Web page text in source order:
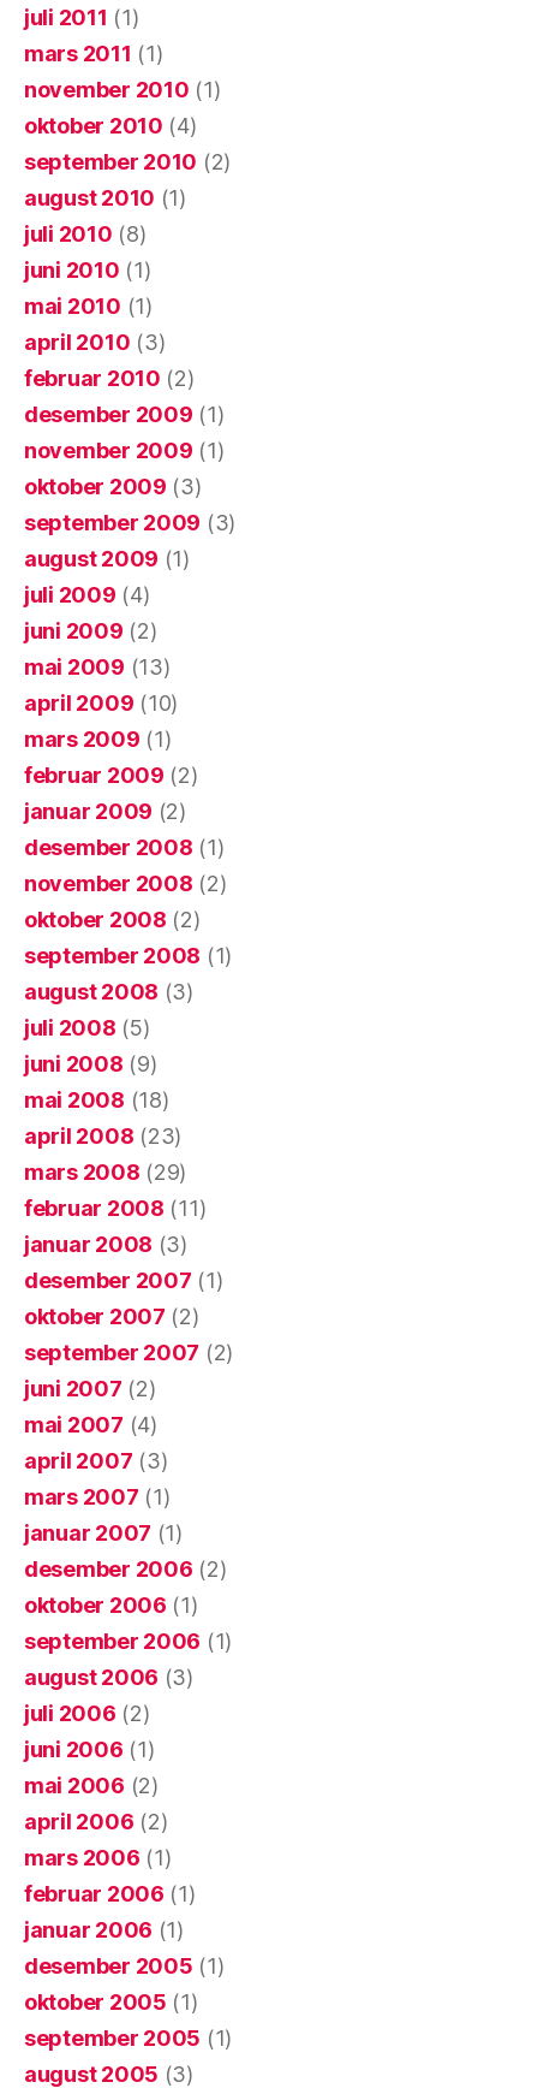
juli 2011 (1)
mars 2011 (1)
november 2010 (1)
oktober 2010 (4)
september 2010 (2)
august 2010 (1)
juli 2010 (8)
juni 2010 (1)
mai 2010 (1)
april 2010 (3)
februar 2010 (2)
desember 2009 (1)
november 2009 (1)
oktober 2009 (3)
september 2009 (3)
august 2009 (1)
juli 2009 (4)
juni 2009 (2)
mai 2009 (13)
april 2009 (10)
mars 2009 (1)
februar 2009 (2)
januar 2009 (2)
desember 2008 (1)
november 2008 (2)
oktober 2008 (2)
september 2008 (1)
august 2008 (3)
juli 2008 (5)
juni 2008 (9)
mai 2008 (18)
april 2008 (23)
mars 2008 (29)
februar 2008 (11)
januar 2008 (3)
desember 2007 (1)
oktober 2007 (2)
september 2007 (2)
juni 2007 (2)
mai 2007 (4)
april 2007 (3)
mars 2007 (1)
januar 2007 (1)
desember 2006 (2)
oktober 2006 (1)
september 2006 (1)
august 2006 (3)
juli 2006 (2)
juni 2006 (1)
mai 2006 (2)
april 2006 (2)
mars 2006 (1)
februar 2006 (1)
januar 2006 (1)
desember 2005 (1)
oktober 2005 (1)
september 2005 (1)
august 2005 (3)